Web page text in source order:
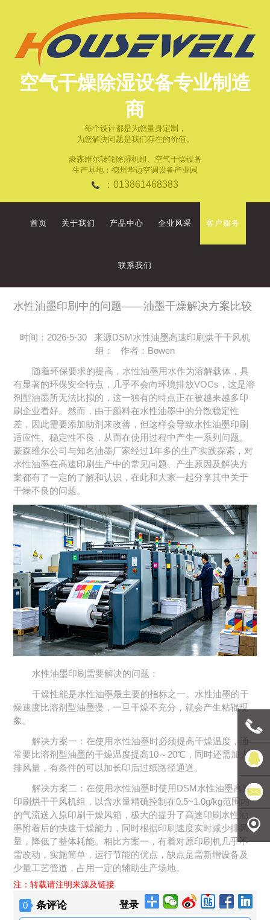
空气干燥除湿设备专业制造
商
每个设计都是为您量身定制，
为您解决问题是我们存在的价值。
豪森维尔转轮除湿机组、空气干燥设备
生产基地：德州华迈空调设备产业园
：013861468383
首页 关于我们 产品中心 企业风采 客户服务
联系我们
水性油墨印刷中的问题——油墨干燥解决方案比较
时间：2026-5-30 来源DSM水性油墨高速印刷烘干干风机
组： 作者：Bowen
随着环保要求的提高，水性油墨用水作为溶解载体，具
有显著的环保安全特点，几乎不会向环境排放VOCs，这是溶
剂型油墨所无法比拟的，这一独有的特点正在被越来越多印
刷企业看好。然而，由于颜料在水性油墨中的分散稳定性
差，因此需要添加助剂来改善，但这样会导致水性油墨印刷
适应性、稳定性不良，从而在使用过程中产生一系列问题。
豪森维尔公司与知名油墨厂家经过1年多的生产实践探索，对
水性油墨在高速印刷生产中的常见问题、产生原因及解决方
案都有了一定的了解和认识，在此和大家一起分享其中关于
干燥不良的问题。
水性油墨印刷需要解决的问题：
干燥性能是水性油墨最主要的指标之一。水性油墨的干
燥速度比溶剂型油墨慢，一旦干燥不充分，就会产生粘辊现
象。
解决方案一：在使用水性油墨时必须提高干燥温度，通
常要比溶剂型油墨的干燥温度提高10～20℃，同时还需加大
排风量，有条件的可以加长印后过纸路径通道。
解决方案二：在使用水性油墨时使用DSM水性油墨高速
印刷烘干干风机组，以含水量精确控制在0.5~1.0g/kg范围内
的气流送入原印刷干燥风箱，极大的提升了高速印刷水性油
墨附着后的快速干燥能力，同时根据印刷速度实时减少排风
量，降低了整体耗能。相比方案一，有着对原印刷机几乎不
需改动，实施简单，运行节能的优点，缺点是需新增设备及
少量工艺管道，占用一定的辅助生产场地。
注：转载请注明来源及链接
0 条评论 登录
联系电
话
豪森维
发送邮
件
地理定